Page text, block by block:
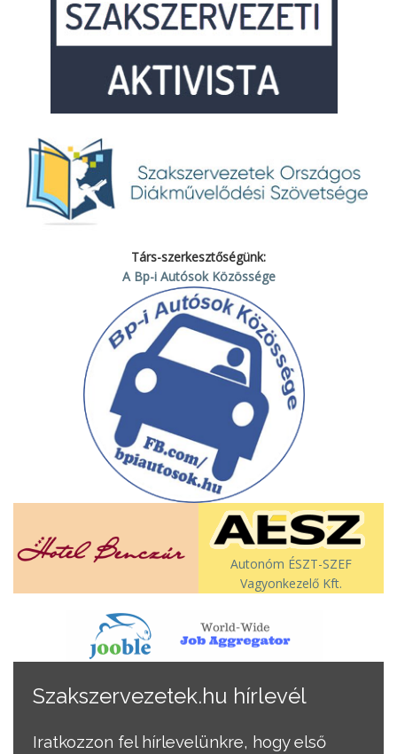
Társ-szerkesztőségünk:
A Bp-i Autósok Közössége
Autonóm ÉSZT-SZEF
Vagyonkezelő Kft.
Szakszervezetek.hu hírlevél
Iratkozzon fel hírlevelünkre, hogy első